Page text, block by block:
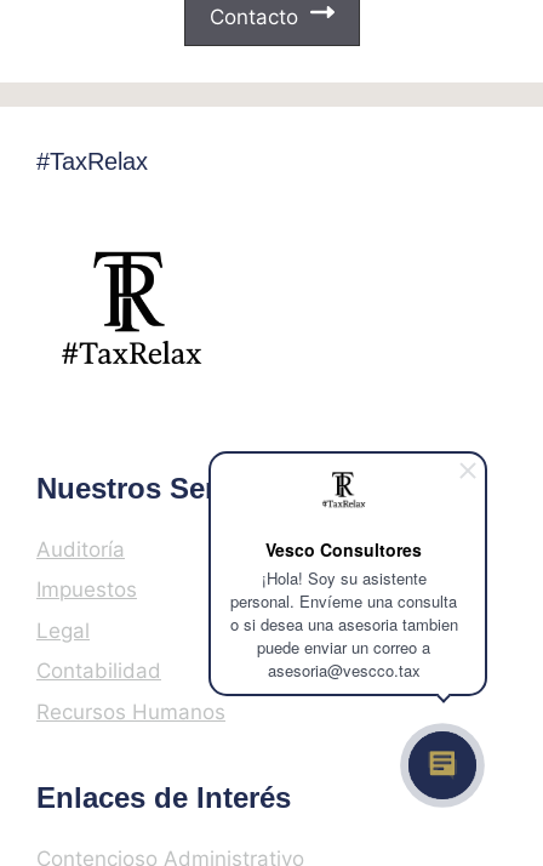
Vesco Consultores
¡Hola! Soy su asistente
personal. Envíeme una consulta
o si desea una asesoria tambien
puede enviar un correo a
asesoria@vescco.tax
Contacto
#TaxRelax
Nuestros Servicios
Auditoría
Impuestos
Legal
Contabilidad
Recursos Humanos
Enlaces de Interés
Contencioso Administrativo